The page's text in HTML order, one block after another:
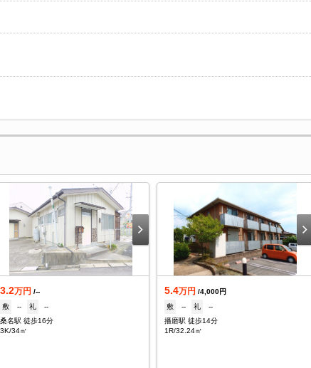
3.2万円 /--
敷
-- 礼
--
桑名駅 徒歩16分
3K/34㎡
5.4万円 /4,000円
敷
-- 礼
--
播磨駅 徒歩14分
1R/32.24㎡